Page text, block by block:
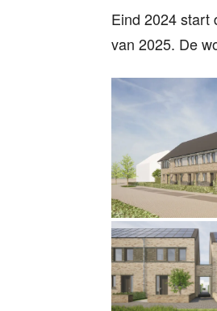
Eind 2024 start
van 2025. De